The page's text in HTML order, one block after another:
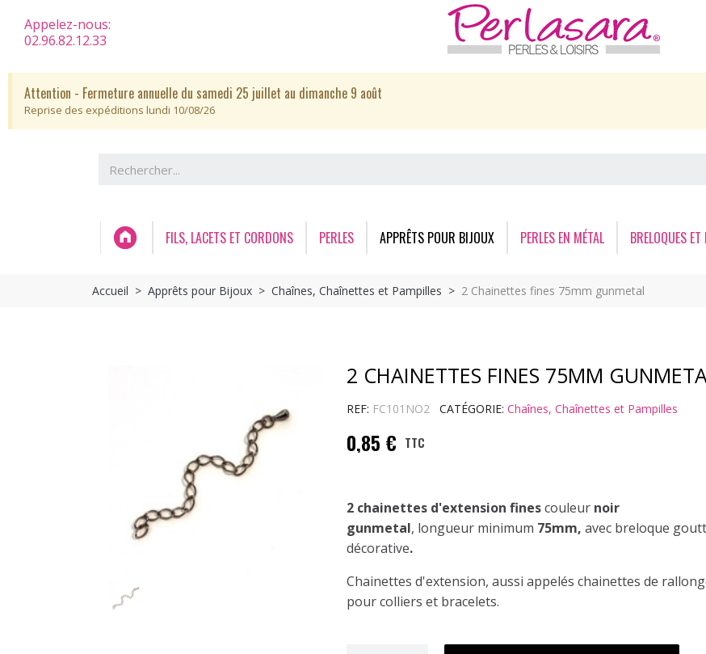
Appelez-nous:
02.96.82.12.33
Attention - Fermeture annuelle du samedi 25 juillet au dimanche 9 août
Reprise des expéditions lundi 10/08/26
FILS, LACETS ET CORDONS PERLES APPRÊTS POUR BIJOUX PERLES EN MÉTAL BRELOQUES
Accueil Apprêts pour Bijoux Chaînes, Chaînettes et Pampilles 2 Chainettes fines 75mm gunmetal
2 CHAINETTES FINES 75MM
REF FC101NO2 CATÉGORIE Chaînes, Chaînettes et Pampilles
0,85 € TTC
2 chainettes d'extension finescouleur noir
gunmetal, longueur minimum 75mm, avec breloque
décorative.
Chainettes d'extension, aussi appelés chainettes de
pour colliers et bracelets.